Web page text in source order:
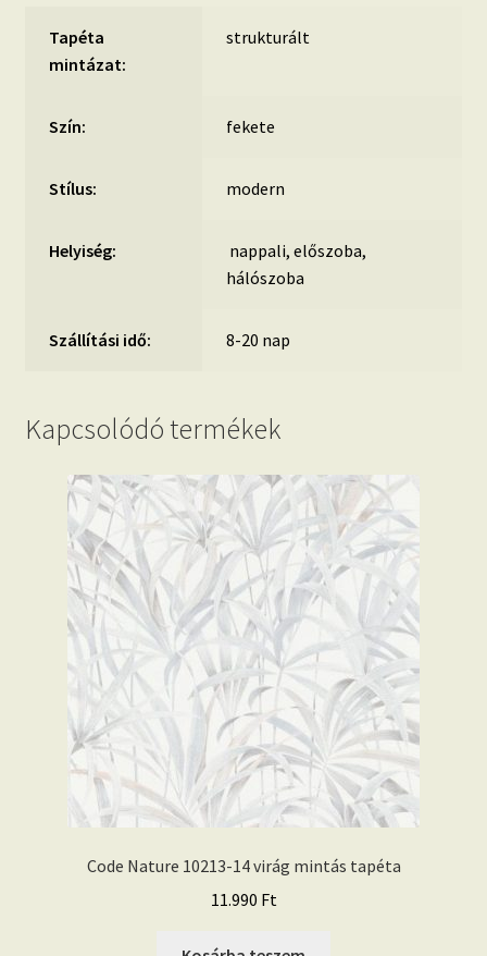
Tapéta
mintázat:
strukturált
Szín: fekete
Stílus: modern
Helyiség:
nappali, előszoba,
hálószoba
Szállítási idő: 8-20 nap
Kapcsolódó termékek
Code Nature 10213-14 virág mintás tapéta
11.990 Ft